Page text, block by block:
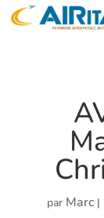
par Marc|